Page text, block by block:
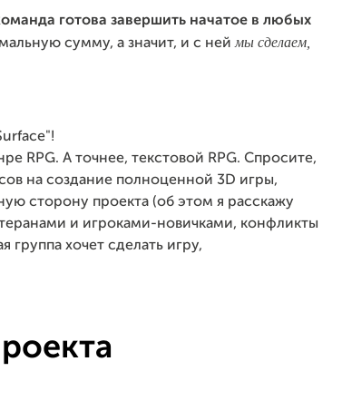
готова завершить начатое в любых
сумму, а значит, и с неймы сделаем,
RPG. А точнее, текстовой RPG. Спросите,
на создание полноценной 3D игры,
сторону проекта (об этом я расскажу
и игроками-новичками, конфликты
хочет сделать игру,